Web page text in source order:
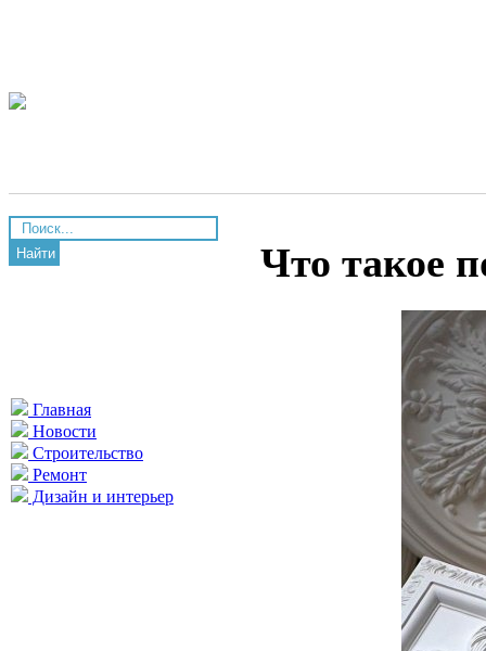
Найти
Главная
Новости
Строительство
Ремонт
Дизайн и интерьер
Что такое